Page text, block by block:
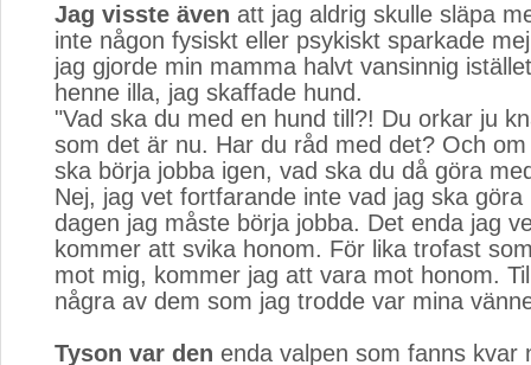
Jag visste även att jag aldrig skulle släpa
inte någon fysiskt eller psykiskt sparkade
jag gjorde min mamma halvt vansinnig
henne illa, jag skaffade hund.
"Vad ska du med en hund till?! Du orkar ju
som det är nu. Har du råd med det? Och
ska börja jobba igen, vad ska du då göra
Nej, jag vet fortfarande inte vad jag ska göra
dagen jag måste börja jobba. Det enda jag
kommer att svika honom. För lika trofast
mot mig, kommer jag att vara mot honom.
några av dem som jag trodde var mina
Tyson var den enda valpen som fanns kvar